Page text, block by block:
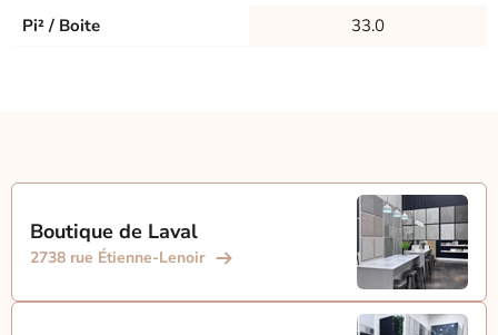
Pi² / Boite 33.0
Boutique de Laval
2738 rue Étienne-Lenoir